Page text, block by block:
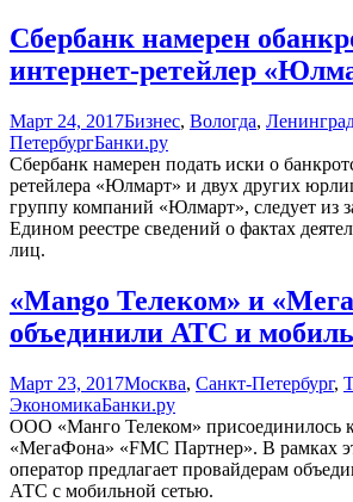
Сбербанк намерен
интернет-ретейлер
Март 24, 2017Бизнес, Вологда,
ПетербургБанки.ру
Сбербанк намерен подать иски о
ретейлера «Юлмарт» и двух других
группу компаний «Юлмарт», следует из
Едином реестре сведений о фактах
лиц.
«Mango Телеком» и
объединили АТС и
Март 23, 2017Москва, Санкт-Петербург,
ЭкономикаБанки.ру
ООО «Манго Телеком» присоединилось
«МегаФона» «FMC Партнер». В рамках
оператор предлагает провайдерам
АТС с мобильной сетью.